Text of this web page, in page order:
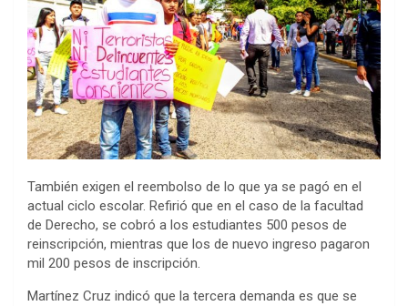
También exigen el reembolso de lo que ya se pagó en el
actual ciclo escolar. Refirió que en el caso de la facultad
de Derecho, se cobró a los estudiantes 500 pesos de
reinscripción, mientras que los de nuevo ingreso pagaron
mil 200 pesos de inscripción.
Martínez Cruz indicó que la tercera demanda es que se